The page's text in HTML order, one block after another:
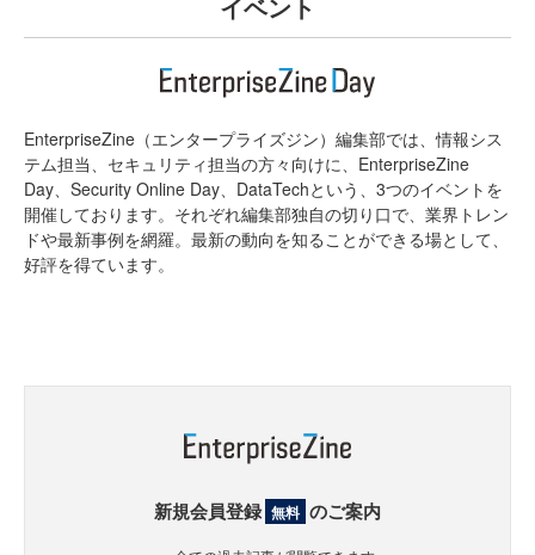
EnterpriseZine（エンタープライズジン）編集部では、情報シス
テム担当、セキュリティ担当の方々向けに、EnterpriseZine
Day、Security Online Day、DataTechという、3つのイベントを
開催しております。それぞれ編集部独自の切り口で、業界トレン
ドや最新事例を網羅。最新の動向を知ることができる場として、
好評を得ています。
新規会員登録 無料 のご案内